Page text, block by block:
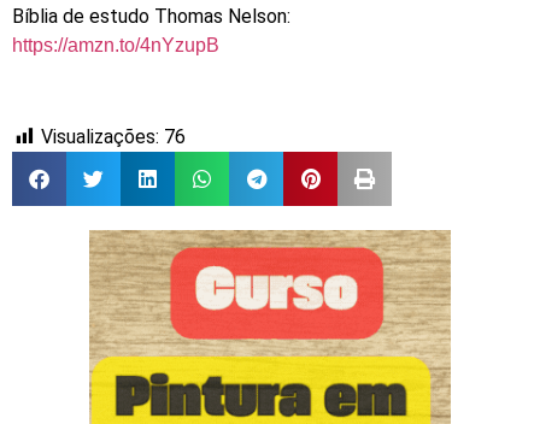
Bíblia de estudo Thomas Nelson:
https://amzn.to/4nYzupB
Visualizações: 76